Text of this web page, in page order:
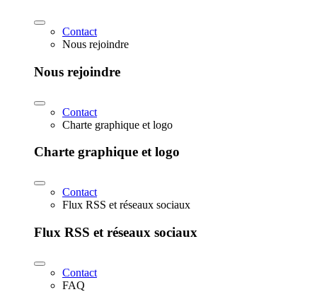
Contact
Nous rejoindre
Nous rejoindre
Contact
Charte graphique et logo
Charte graphique et logo
Contact
Flux RSS et réseaux sociaux
Flux RSS et réseaux sociaux
Contact
FAQ